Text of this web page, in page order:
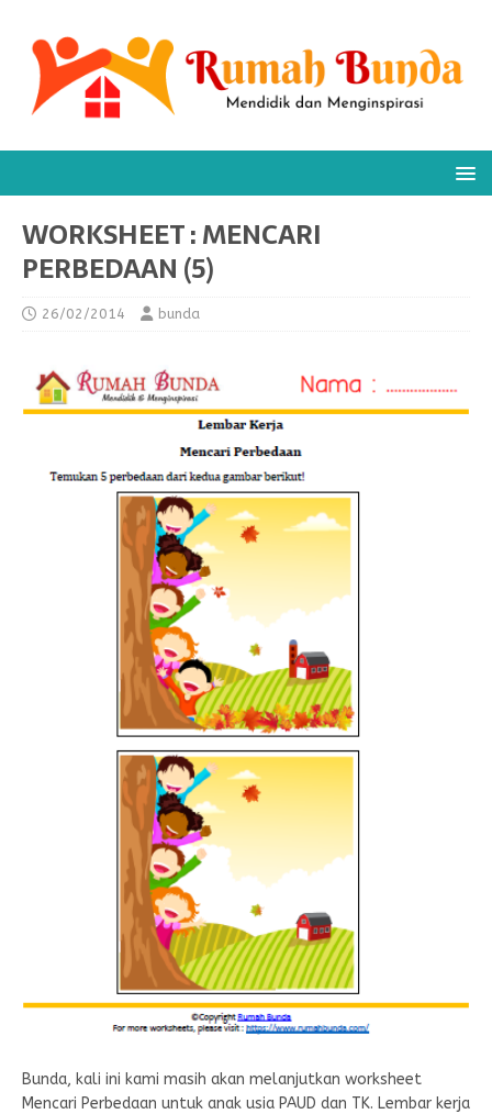
WORKSHEET : MENCARI
PERBEDAAN (5)
26/02/2014 bunda
Bunda, kali ini kami masih akan melanjutkan worksheet
Mencari Perbedaan untuk anak usia PAUD dan TK. Lembar kerja